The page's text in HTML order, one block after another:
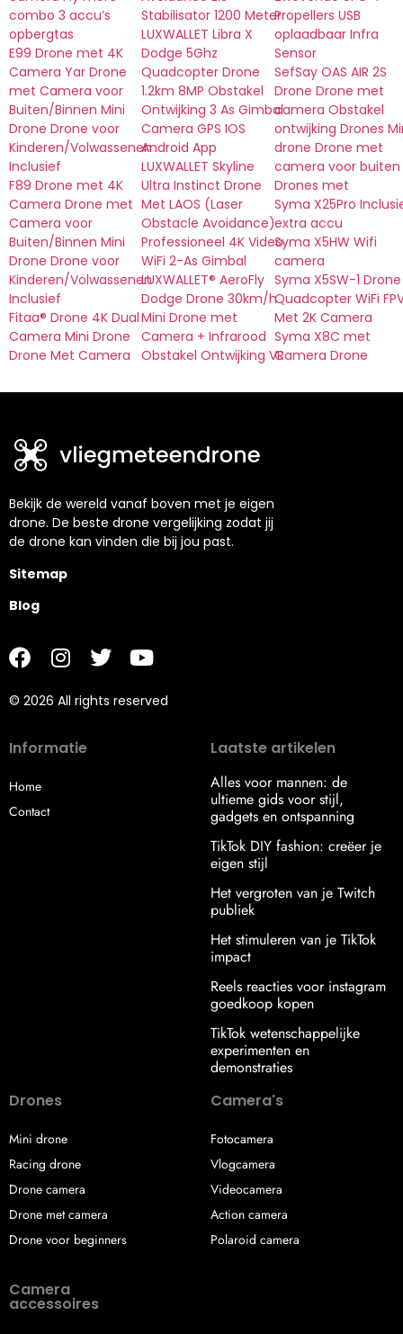
combo 3 accu’s
opbergtas
E99 Drone met 4K
Camera Yar Drone
met Camera voor
Buiten/Binnen Mini
Drone Drone voor
Kinderen/Volwassenen
Inclusief
F89 Drone met 4K
Camera Drone met
Camera voor
Buiten/Binnen Mini
Drone Drone voor
Kinderen/Volwassenen
Inclusief
Fitaa® Drone 4K Dual
Camera Mini Drone
Drone Met Camera
Stabilisator 1200 Meter
LUXWALLET Libra X
Dodge 5Ghz
Quadcopter Drone
1.2km 8MP Obstakel
Ontwijking 3 As Gimbal
Camera GPS IOS
Android App
LUXWALLET Skyline
Ultra Instinct Drone
Met LAOS (Laser
Obstacle Avoidance)
Professioneel 4K Video
WiFi 2-As Gimbal
LUXWALLET® AeroFly
Dodge Drone 30km/h
Mini Drone met
Camera + Infrarood
Obstakel Ontwijking VR
Propellers USB
oplaadbaar Infra
Sensor
SefSay OAS AIR 2S
Drone Drone met
camera Obstakel
ontwijking Drones
drone Drone met
camera voor buiten
Drones met
Syma X25Pro
extra accu
Syma X5HW Wifi
camera
Syma X5SW-1 Drone
Quadcopter WiFi
Met 2K Camera
Syma X8C met
Camera Drone
Bekijk de wereld vanaf boven met je eigen
drone. De beste drone vergelijking zodat jij
de drone kan vinden die bij jou past.
Sitemap
Blog
© 2026 All rights reserved
Informatie
Home
Contact
Laatste artikelen
Alles voor mannen: de
ultieme gids voor stijl,
gadgets en ontspanning
TikTok DIY fashion: creëer je
eigen stijl
Het vergroten van je Twitch
publiek
Het stimuleren van je TikTok
impact
Reels reacties voor instagram
goedkoop kopen
TikTok wetenschappelijke
experimenten en
demonstraties
Drones
Mini drone
Racing drone
Drone camera
Drone met camera
Drone voor beginners
Camera's
Fotocamera
Vlogcamera
Videocamera
Action camera
Polaroid camera
Camera
accessoires